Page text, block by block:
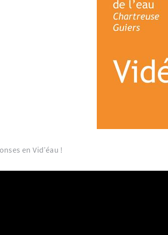
en Vid’éau !